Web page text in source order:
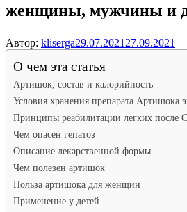
женщины, мужчины и
Автор: kliserga29.07.2021 27.09.2021
О чем эта статья
Артишок, состав и калорийность
Условия хранения препарата Артишока
Принципы реабилитации легких после
Чем опасен гепатоз
Описание лекарственной формы
Чем полезен артишок
Польза артишока для женщин
Применение у детей